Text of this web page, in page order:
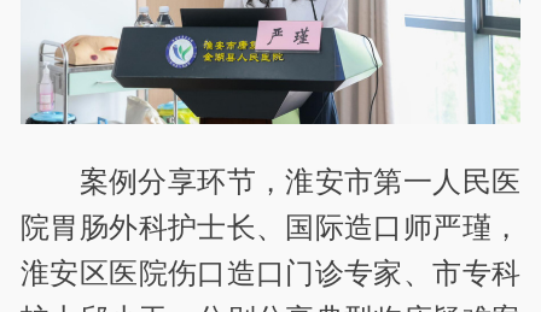
案例分享环节，淮安市第一人民医
院胃肠外科护士长、国际造口师严瑾，
淮安区医院伤口造口门诊专家、市专科